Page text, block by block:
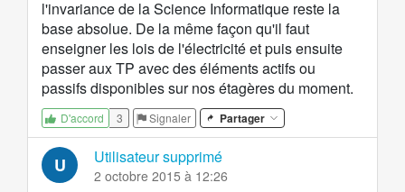
l'invariance de la Science Informatique reste la
base absolue. De la même façon qu'il faut
enseigner les lois de l'électricité et puis ensuite
passer aux TP avec des éléments actifs ou
passifs disponibles sur nos étagères du moment.
D'accord 3 Signaler Partager
U Utilisateur supprimé
2 octobre 2015 à 12:26